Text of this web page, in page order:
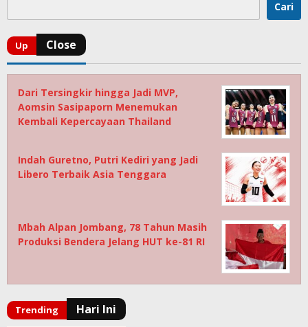
Cari
Dari Tersingkir hingga Jadi MVP,
Aomsin Sasipaporn Menemukan
Kembali Kepercayaan Thailand
Indah Guretno, Putri Kediri yang Jadi
Libero Terbaik Asia Tenggara
Mbah Alpan Jombang, 78 Tahun Masih
Produksi Bendera Jelang HUT ke-81 RI